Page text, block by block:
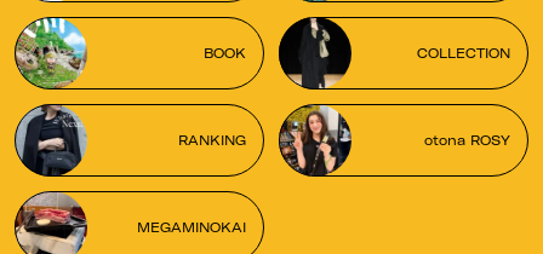
BOOK COLLECTION
RANKING otona ROSY
MEGAMINOKAI